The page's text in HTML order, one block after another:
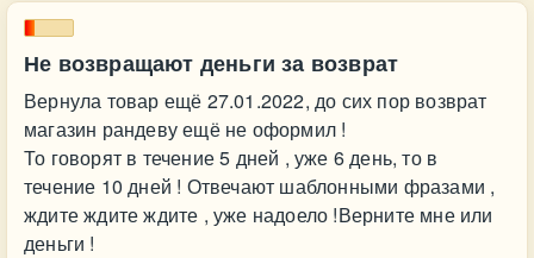
Не возвращают деньги за возврат
Вернула товар ещё 27.01.2022, до сих пор возврат
магазин рандеву ещё не оформил !
То говорят в течение 5 дней , уже 6 день, то в
течение 10 дней ! Отвечают шаблонными фразами ,
ждите ждите ждите , уже надоело !Верните мне или
деньги !